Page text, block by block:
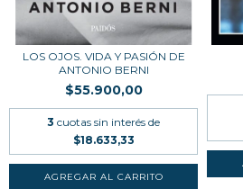
LOS OJOS. VIDA Y PASIÓN DE
ANTONIO BERNI
$55.900,00
3 cuotas sin interés de
$18.633,33